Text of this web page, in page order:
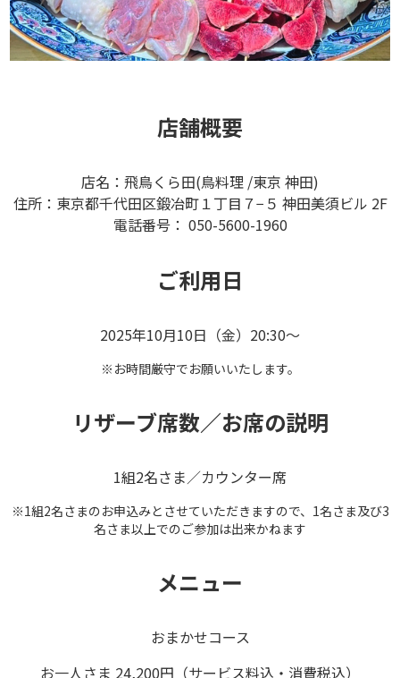
店舗概要
店名：飛鳥くら田(鳥料理 /東京 神田)
住所：東京都千代田区鍛冶町１丁目７−５ 神田美須ビル 2F
電話番号： 050-5600-1960
ご利用日
2025年10月10日（金）20:30～
※お時間厳守でお願いいたします。
リザーブ席数／お席の説明
1組2名さま／カウンター席
※1組2名さまのお申込みとさせていただきますので、1名さま及び3
名さま以上でのご参加は出来かねます
メニュー
おまかせコース
お一人さま 24,200円（サービス料込・消費税込）